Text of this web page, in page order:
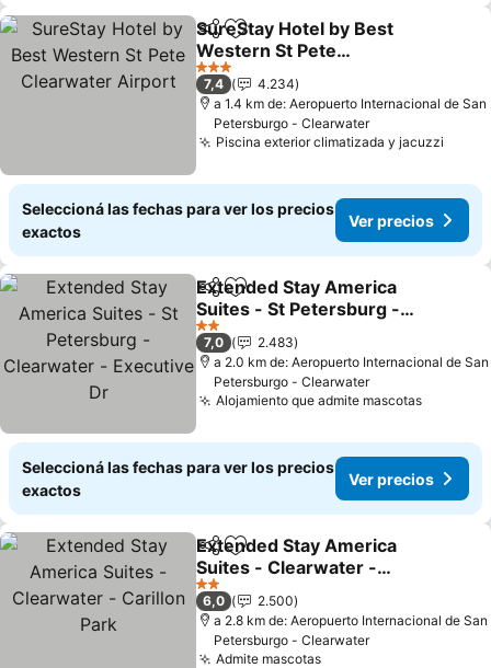
CompartirAñadir a favoritos
SureStay Hotel by Best
Western St Pete
Clearwater Airport
3 Estrellas
7,4
4.234
a 1.4 km de: Aeropuerto Internacional de San
Petersburgo - Clearwater
Piscina exterior climatizada y jacuzzi
Seleccioná las fechas para ver los precios
exactos
Ver precios
CompartirAñadir a favoritos
Extended Stay America
Suites - St Petersburg -
Clearwater - Executive Dr
2 Estrellas
7,0
2.483
a 2.0 km de: Aeropuerto Internacional de San
Petersburgo - Clearwater
Alojamiento que admite mascotas
Seleccioná las fechas para ver los precios
exactos
Ver precios
CompartirAñadir a favoritos
Extended Stay America
Suites - Clearwater -
Carillon Park
2 Estrellas
6,0
2.500
a 2.8 km de: Aeropuerto Internacional de San
Petersburgo - Clearwater
Admite mascotas